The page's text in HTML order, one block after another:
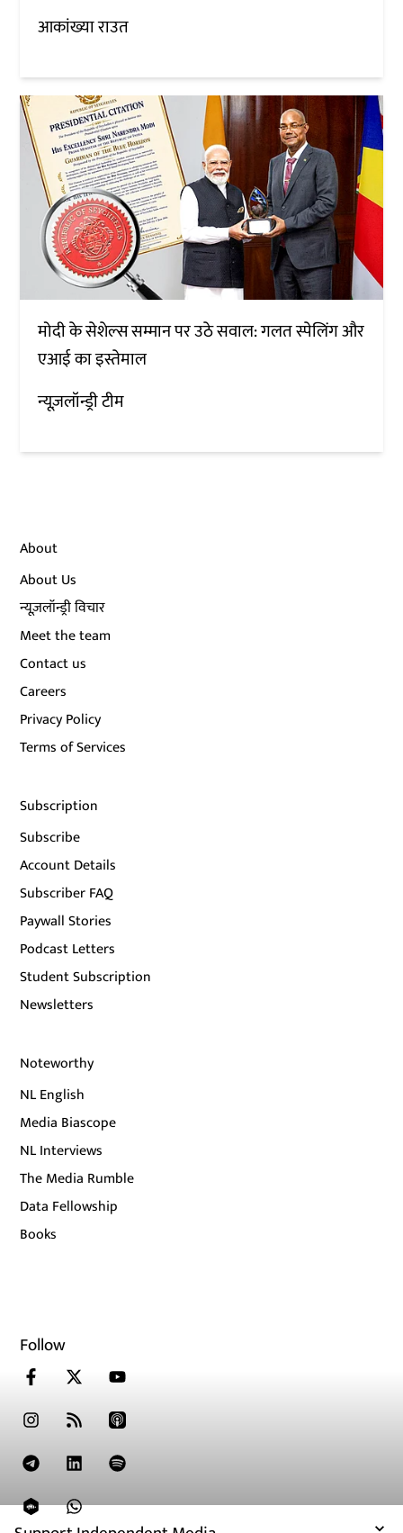
आकांख्या राउत
मोदी के सेशेल्स सम्मान पर उठे सवाल: गलत स्पेलिंग और
एआई का इस्तेमाल
न्यूज़लॉन्ड्री टीम
About
About Us
न्यूज़लॉन्ड्री विचार
Meet the team
Contact us
Careers
Privacy Policy
Terms of Services
Subscription
Subscribe
Account Details
Subscriber FAQ
Paywall Stories
Podcast Letters
Student Subscription
Newsletters
Noteworthy
NL English
Media Biascope
NL Interviews
The Media Rumble
Data Fellowship
Books
Follow